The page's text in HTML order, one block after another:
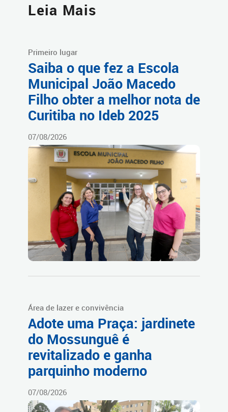
Leia Mais
Primeiro lugar
Saiba o que fez a Escola
Municipal João Macedo
Filho obter a melhor nota de
Curitiba no Ideb 2025
07/08/2026
Área de lazer e convivência
Adote uma Praça: jardinete
do Mossunguê é
revitalizado e ganha
parquinho moderno
07/08/2026